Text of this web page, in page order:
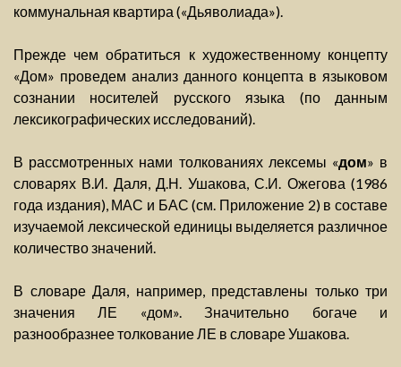
коммунальная квартира («Дьяволиада»).
Прежде чем обратиться к художественному концепту
«Дом» проведем анализ данного концепта в языковом
сознании носителей русского языка (по данным
лексикографических исследований).
В рассмотренных нами толкованиях лексемы «дом» в
словарях В.И. Даля, Д.Н. Ушакова, С.И. Ожегова (1986
года издания), МАС и БАС (см. Приложение 2) в составе
изучаемой лексической единицы выделяется различное
количество значений.
В словаре Даля, например, представлены только три
значения ЛЕ «дом». Значительно богаче и
разнообразнее толкование ЛЕ в словаре Ушакова.